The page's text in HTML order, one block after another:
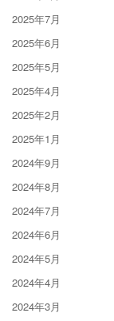
2025年7月
2025年6月
2025年5月
2025年4月
2025年2月
2025年1月
2024年9月
2024年8月
2024年7月
2024年6月
2024年5月
2024年4月
2024年3月